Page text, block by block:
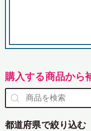
購入する商品から
都道府県で絞り込む